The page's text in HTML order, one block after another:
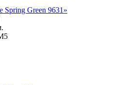
Spring Green 9631»